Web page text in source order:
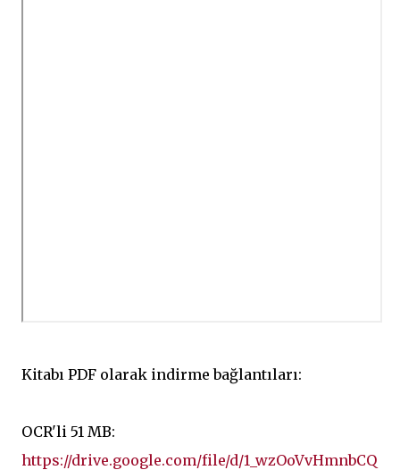
Kitabı PDF olarak indirme bağlantıları:
OCR'li 51 MB:
https://drive.google.com/file/d/1_wzOoVvHmnbCQ